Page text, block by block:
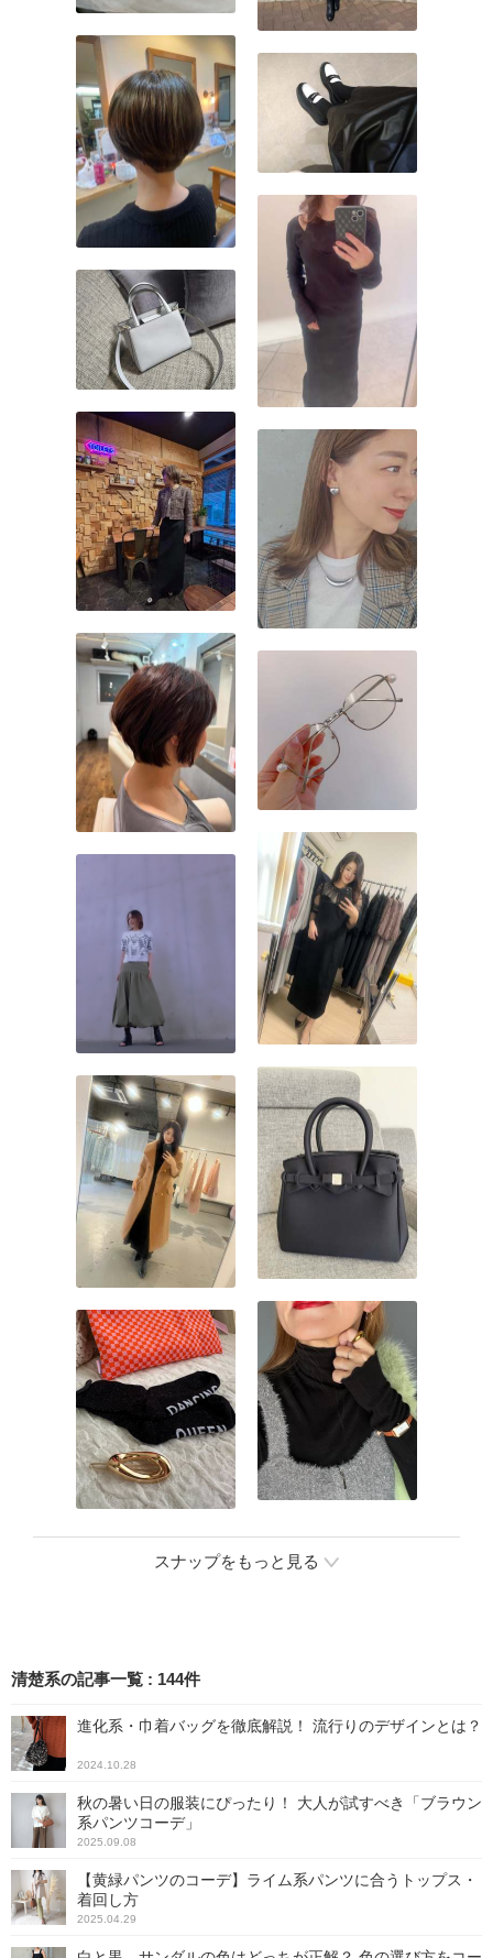
スナップをもっと見る
清楚系の記事一覧 : 144件
進化系・巾着バッグを徹底解説！ 流行りのデザインとは？
2024.10.28
秋の暑い日の服装にぴったり！ 大人が試すべき「ブラウン
系パンツコーデ」
2025.09.08
【黄緑パンツのコーデ】ライム系パンツに合うトップス・
着回し方
2025.04.29